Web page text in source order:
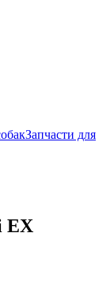
Запчасти для
EX